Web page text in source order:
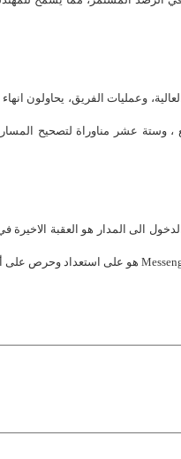
وعمليات الفريق،
عشر مناوراة لتصحيح
المدار هو العقبة الاخيرة في